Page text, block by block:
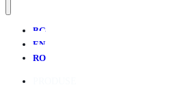
BG
EN
RO